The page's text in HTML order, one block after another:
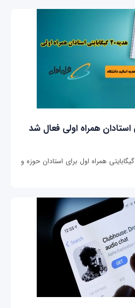
بسته هدیه اینترنت 20 گیگابایتی همراه اول برای استادان حوزه و